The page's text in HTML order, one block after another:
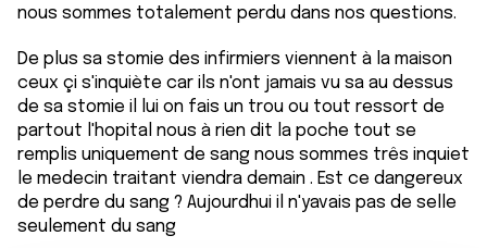
nous sommes totalement perdu dans nos questions.
De plus sa stomie des infirmiers viennent à la maison
ceux çi s'inquiète car ils n'ont jamais vu sa au dessus
de sa stomie il lui on fais un trou ou tout ressort de
partout l'hopital nous à rien dit la poche tout se
remplis uniquement de sang nous sommes três inquiet
le medecin traitant viendra demain . Est ce dangereux
de perdre du sang ? Aujourdhui il n'yavais pas de selle
seulement du sang